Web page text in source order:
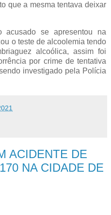
que a mesma tentava deixar
se apresentou na
o teste de alcoolemia tendo
alcoólica, assim foi
por crime de tentativa
investigado pela Polícia
ACIDENTE DE
NA CIDADE DE